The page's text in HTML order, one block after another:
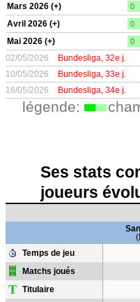
Mars 2026 (+) 0
Avril 2026 (+) 0
Mai 2026 (+) 0
02/05/2026 Bundesliga, 32e j.
10/05/2026
Bundesliga, 33e j.
16/05/2026
Bundesliga, 34e j.
légende:
Ses stats
joueurs
Temps de jeu
Matchs joués
T Titulaire